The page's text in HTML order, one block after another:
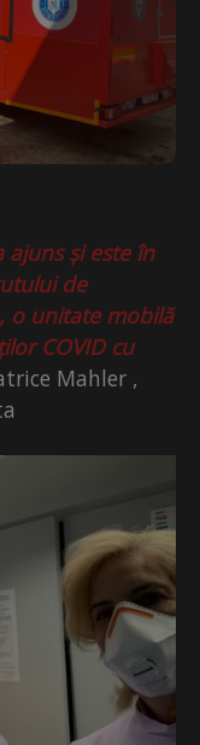
ajuns și este în
de
o unitate mobilă
COVID cu
Mahler ,